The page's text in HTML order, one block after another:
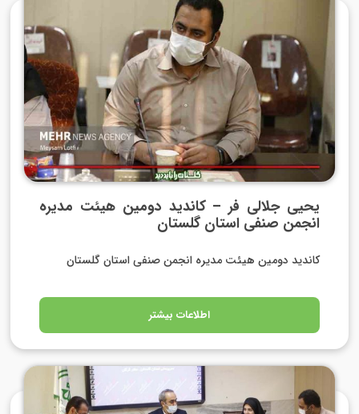
یحیی جلالی فر – کاندید دومین هیئت مدیره
انجمن صنفی استان گلستان
کاندید دومین هیئت مدیره انجمن صنفی استان گلستان
اطلاعات بیشتر